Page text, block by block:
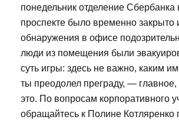
понедельник отделение Сбербанка
проспекте было временно закрыто
обнаружения в офисе
люди из помещения были
суть игры: здесь не важно, каким
ты преодолел преграду, — главное,
это. По вопросам корпоративного
обращайтесь к Полине Котляренко